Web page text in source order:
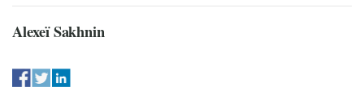
Alexeï Sakhnin